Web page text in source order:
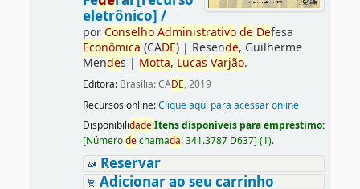
eletrônico] /
porConselho Administrativo de Defesa
Econômica (CADE)| Resende, Guilherme
Mendes | Motta, Lucas Varjão.
Editora: Brasília: CADE, 2019
Recursos online:Clique aqui para acessar online
Disponibilidade:Itens disponíveis para empréstimo:
[Númerodechamada:341.3787 D637] (1).
Reservar
Adicionar ao seu carrinho